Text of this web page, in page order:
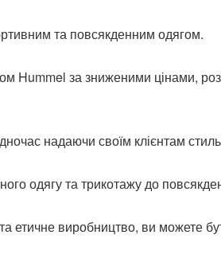
та повсякденним одягом.
Hummel за зниженими цінами,
надаючи своїм клієнтам
одягу та трикотажу до
етичне виробництво, ви можете